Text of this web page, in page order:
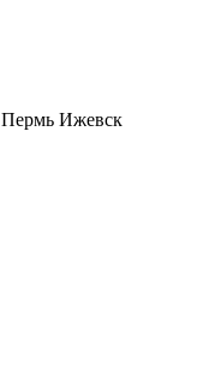
Пермь Ижевск